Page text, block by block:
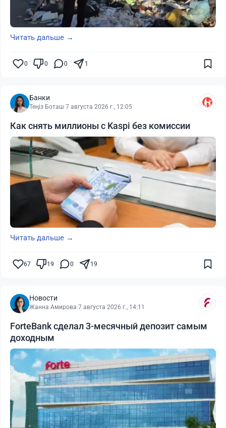
Читать дальше →
0 0 0 1
Банки
Теңіз Боташ·7 августа 2026 г., 12:05
Как снять миллионы с Kaspi без комиссии
Читать дальше →
67 19 0 19
Новости
Жанна Амирова·7 августа 2026 г., 14:11
ForteBank сделал 3-месячный депозит самым
доходным